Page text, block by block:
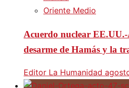
Oriente Medio
Acuerdo nuclear
desarme de Hamás y la
Editor La Humanidad